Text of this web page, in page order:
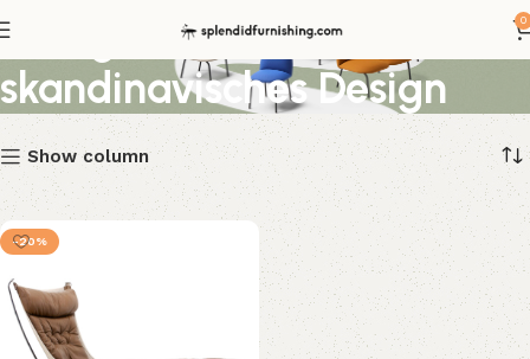
0
Loungechair
skandinavisches Design
Show column
-20%